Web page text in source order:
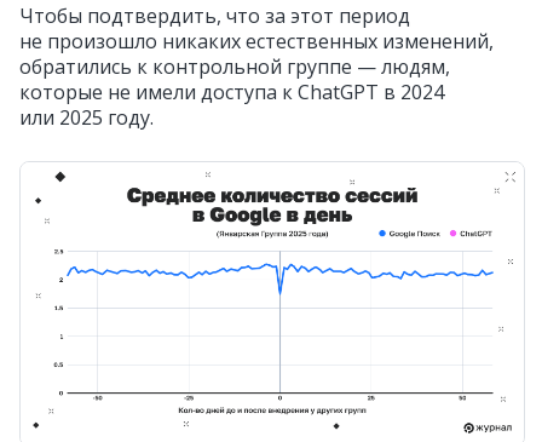
Чтобы подтвердить, что за этот период
не произошло никаких естественных изменений,
обратились к контрольной группе — людям,
которые не имели доступа к ChatGPT в 2024
или 2025 году.